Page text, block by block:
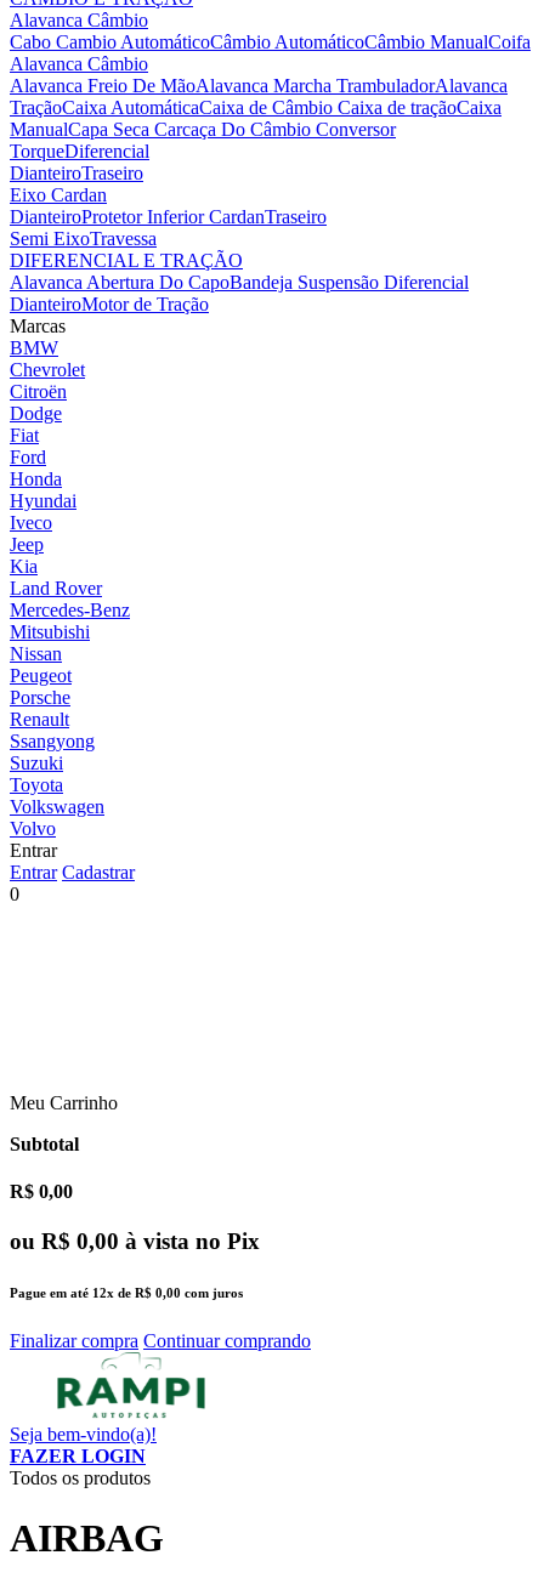
Alavanca Câmbio
Cabo Cambio AutomáticoCâmbio AutomáticoCâmbio ManualCoifa
Alavanca Câmbio
Alavanca Freio De MãoAlavanca Marcha TrambuladorAlavanca
TraçãoCaixa AutomáticaCaixa de Câmbio Caixa de traçãoCaixa
ManualCapa Seca Carcaça Do Câmbio Conversor
TorqueDiferencial
DianteiroTraseiro
Eixo Cardan
DianteiroProtetor Inferior CardanTraseiro
Semi EixoTravessa
DIFERENCIAL E TRAÇÃO
Alavanca Abertura Do CapoBandeja Suspensão Diferencial
DianteiroMotor de Tração
Marcas
BMW
Chevrolet
Citroën
Dodge
Fiat
Ford
Honda
Hyundai
Iveco
Jeep
Kia
Land Rover
Mercedes-Benz
Mitsubishi
Nissan
Peugeot
Porsche
Renault
Ssangyong
Suzuki
Toyota
Volkswagen
Volvo
Entrar
Entrar Cadastrar
0
Meu Carrinho
Subtotal
R$ 0,00
ou R$ 0,00 à vista no Pix
Pague em até 12x de R$ 0,00 com juros
Finalizar compra Continuar comprando
Seja bem-vindo(a)!
FAZER LOGIN
Todos os produtos
AIRBAG